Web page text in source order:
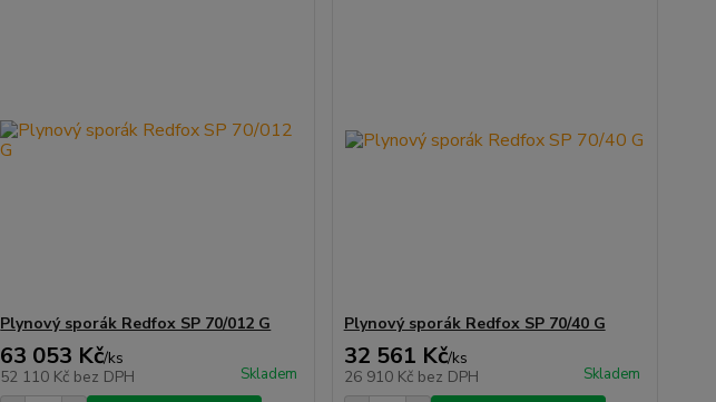
Plynový sporák Redfox SP 70/012 G
63 053 Kč/ks
52 110 Kč bez DPH Skladem
Plynový sporák Redfox SP 70/40 G
32 561 Kč/ks
26 910 Kč bez DPH Skladem